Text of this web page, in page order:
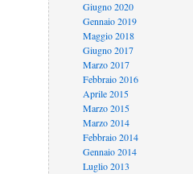
Giugno 2020
Gennaio 2019
Maggio 2018
Giugno 2017
Marzo 2017
Febbraio 2016
Aprile 2015
Marzo 2015
Marzo 2014
Febbraio 2014
Gennaio 2014
Luglio 2013